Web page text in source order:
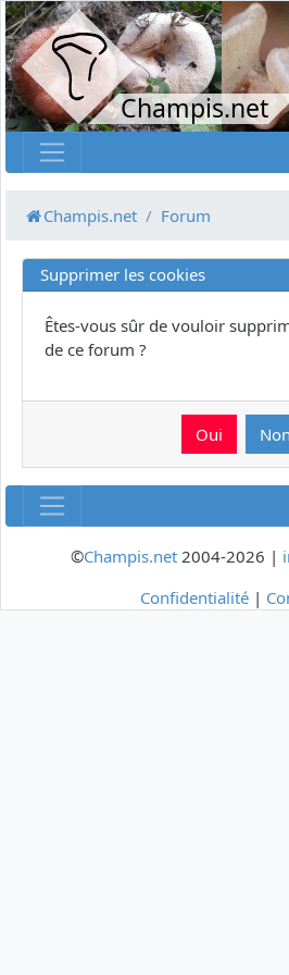
Champis.net
Champis.net Forum
Supprimer les cookies
Êtes-vous sûr de vouloir
de ce forum ?
©Champis.net2004-2026 |
Confidentialité |